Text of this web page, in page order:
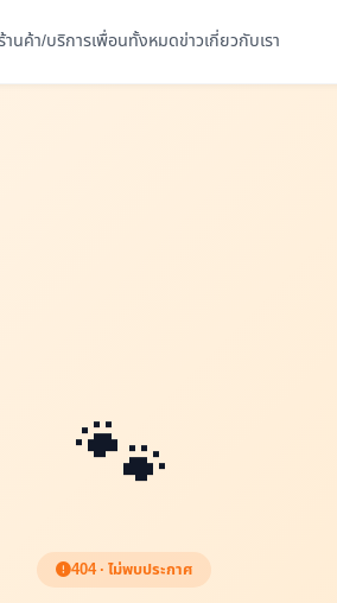
านค้า/บริการเพื่อนทั้งหมดข่าวเกี่ยวกับเรา
🐾
404 · ไม่พบประกาศ